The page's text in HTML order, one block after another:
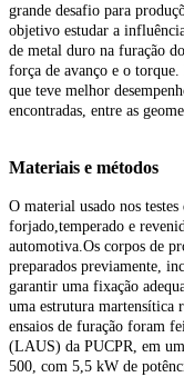
grande desafio para
objetivo estudar a
de metal duro na furação
força de avanço e o
que teve melhor
encontradas, entre as
Materiais e métodos
O material usado nos
forjado,temperado e
automotiva.Os corpos de
preparados previamente,
garantir uma fixação
uma estrutura martensítica
ensaios de furação foram
(LAUS) da PUCPR, em
500, com 5,5 kW de